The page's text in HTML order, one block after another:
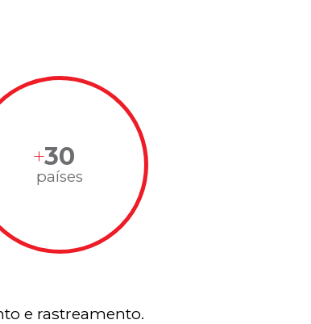
30
países
e rastreamento.